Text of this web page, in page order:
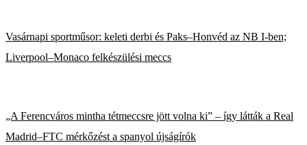
Vasárnapi sportműsor: keleti derbi és Paks–Honvéd az NB I-ben;
Liverpool–Monaco felkészülési meccs
„A Ferencváros mintha tétmeccsre jött volna ki” – így látták a Real
Madrid–FTC mérkőzést a spanyol újságírók